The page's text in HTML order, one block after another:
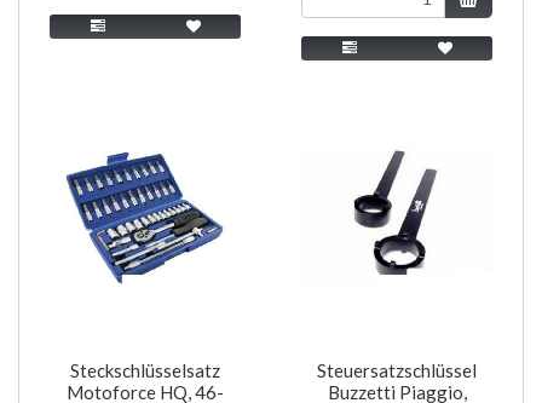
Steckschlüsselsatz
Motoforce HQ, 46-
Steuersatzschlüssel
Buzzetti Piaggio,